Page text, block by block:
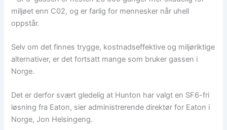
miljøet enn C02, og er farlig for mennesker når uhell
oppstår.
Selv om det finnes trygge, kostnadseffektive og miljøriktige
alternativer, er det fortsatt mange som bruker gassen i
Norge.
Det er derfor svært gledelig at Hunton har valgt en SF6-fri
løsning fra Eaton, sier administrerende direktør for Eaton i
Norge, Jon Helsingeng.